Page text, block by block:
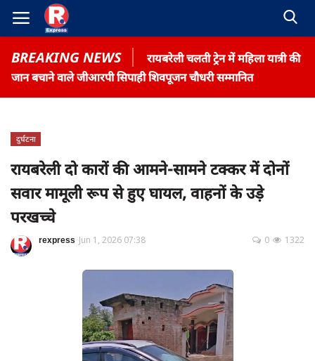
BREAKING NEWS
रायबरेली चलती ट्रेन में महिला यात्री की
जान बचाने वाले जीआरपी सिपाही शिवपूजन चौधरी सम्मानित
Home
Gallery
Terms & Conditions
रोजगार समाचार
दुर्घटना
रायबरेली दो कारों की आमने-सामने टक्कर में दोनों
सवार मामूली रूप से हुए घायल, वाहनों के उड़े
परखच्चे
rexpress Jun 1, 2026 07:38 1322
0